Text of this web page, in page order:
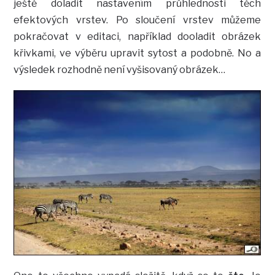
ještě doladit nastavením průhlednosti těch
efektových vrstev. Po sloučení vrstev můžeme
pokračovat v editaci, například dooladit obrázek
křivkami, ve výběru upravit sytost a podobně. No a
výsledek rozhodně není vyšisovaný obrázek…